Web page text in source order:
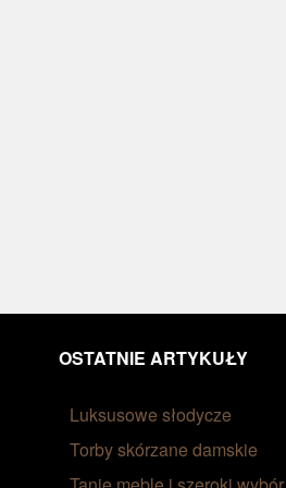
OSTATNIE ARTYKUŁY
Luksusowe słodycze
Torby skórzane damskie